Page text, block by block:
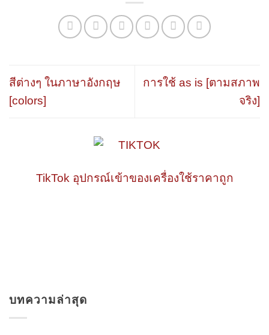
สีต่างๆ ในภาษาอังกฤษ
[colors]
การใช้ as is [ตามสภาพ
จริง]
TikTok อุปกรณ์เข้าของเครื่องใช้ราคาถูก
บทความล่าสุด